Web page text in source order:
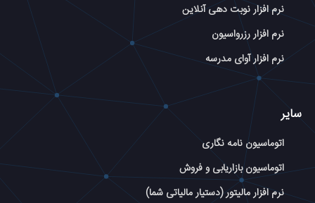
نرم افزار نوبت دهی آنلاین
نرم افزار رزرواسیون
نرم افزار آوای مدرسه
سایر
اتوماسیون نامه نگاری
اتوماسیون بازاریابی و فروش
نرم افزار مالیتور (دستیار مالیاتی شما)